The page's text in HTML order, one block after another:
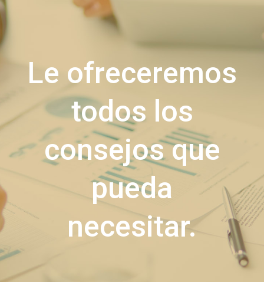
Le ofreceremos
todos los
consejos que
pueda
necesitar.